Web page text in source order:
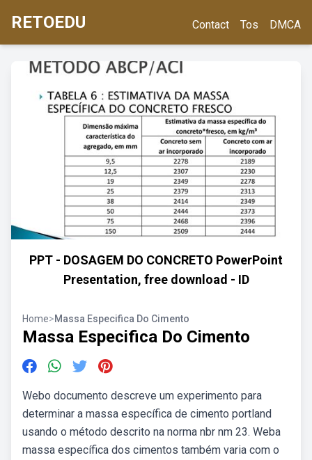
RETOEDU Contact Tos DMCA
PPT - DOSAGEM DO CONCRETO PowerPoint
Presentation, free download - ID
Home>Massa Especifica Do Cimento
Massa Especifica Do Cimento
Webo documento descreve um experimento para
determinar a massa específica de cimento portland
usando o método descrito na norma nbr nm 23. Weba
massa específica dos cimentos também varia com o